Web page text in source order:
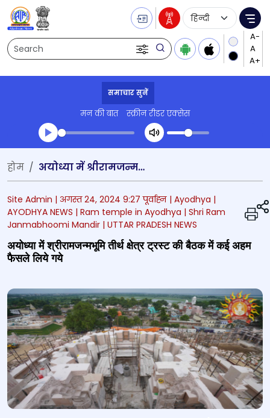
Search
Language
समाचार सुनें
मन की बात स्क्रीन रीडर एक्सेस
Transcript summary
प्ले ऑडियो
होम अयोध्या में श्रीरामजन्मभूमि तीर्थ क्षेत्र ट्रस्ट की बैठक में कई अहम फैसले लिये गये
Site Admin | अगस्त 24, 2024 9:27 पूर्वाह्न | Ayodhya |
AYODHYA NEWS | Ram temple in Ayodhya | Shri Ram
Janmabhoomi Mandir | UTTAR PRADESH NEWS
अयोध्या में श्रीरामजन्मभूमि तीर्थ क्षेत्र ट्रस्ट की बैठक में कई अहम
फैसले लिये गये